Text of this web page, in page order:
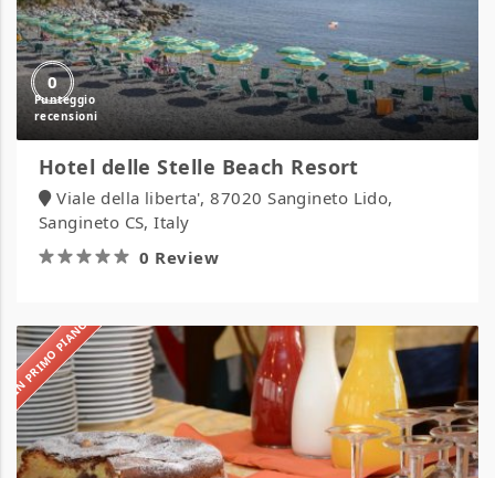
0
Hotel delle Stelle Beach Resort
Viale della liberta', 87020 Sangineto Lido,
Sangineto CS, Italy
0 Review
IN PRIMO PIANO
Hotel
Derby